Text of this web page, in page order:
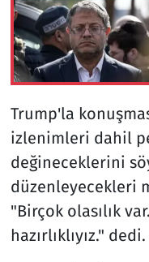
Trump'la
izlenimleri dahil
değineceklerini
düzenleyecekleri
"Birçok olasılık
hazırlıklıyız." dedi.